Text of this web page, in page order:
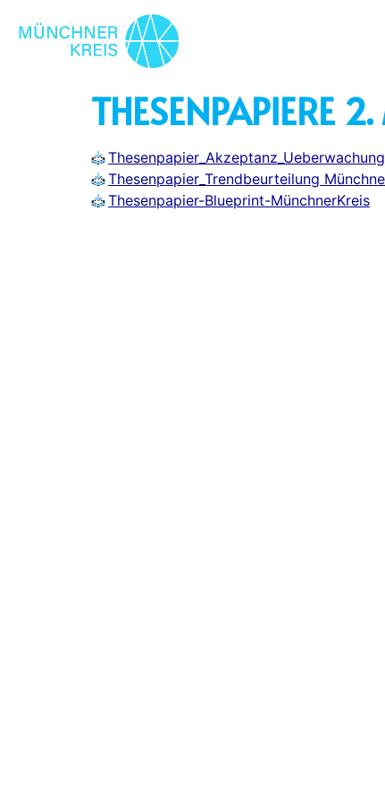
THESENPAPIERE
Thesenpapier_Akzeptanz_Ueberwachung
Thesenpapier_Trendbeurteilung
Thesenpapier-Blueprint-MünchnerKreis